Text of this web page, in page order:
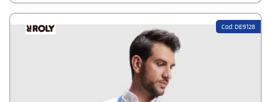
Cod: DE9128